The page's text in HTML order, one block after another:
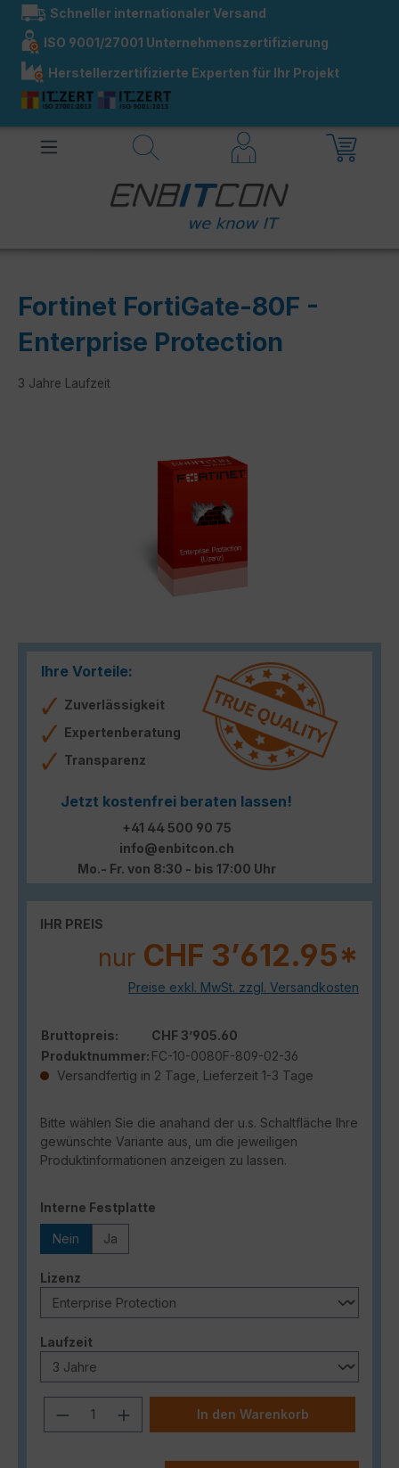
springen
Schneller internationaler Versand
ISO 9001/27001 Unternehmenszertifizierung
Herstellerzertifizierte Experten für Ihr Projekt
Fortinet FortiGate-80F -
Enterprise Protection
3 Jahre Laufzeit
Ihre Vorteile:
Zuverlässigkeit
Expertenberatung
Transparenz
Jetzt kostenfrei beraten lassen!
+41 44 500 90 75
info@enbitcon.ch
Mo.- Fr. von 8:30 - bis 17:00 Uhr
IHR PREIS
nur CHF 3’612.95*
Preise exkl. MwSt. zzgl. Versandkosten
Bruttopreis:
CHF 3’905.60
Produktnummer: FC-10-0080F-809-02-36
Versandfertig in 2 Tage, Lieferzeit 1-3 Tage
Bitte wählen Sie die anahand der u.s. Schaltfläche Ihre
gewünschte Variante aus, um die jeweiligen
Produktinformationen anzeigen zu lassen.
Interne Festplatte
Nein Ja
Lizenz
Laufzeitauswählen
Produkt Anzahl: Gib den
In den Warenkorb